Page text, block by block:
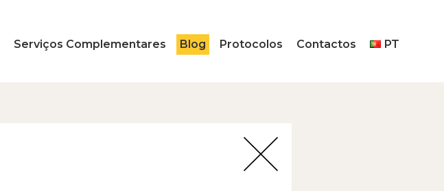
Serviços Complementares Blog Protocolos Contactos PT